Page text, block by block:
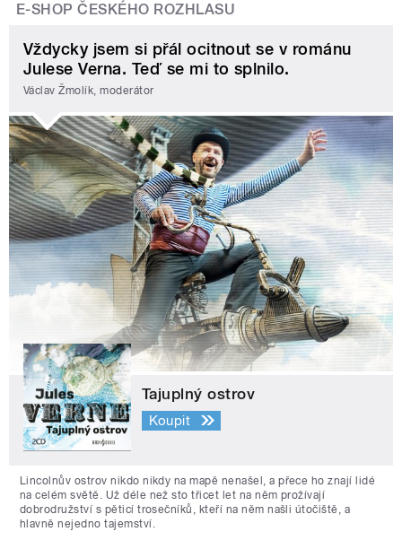
E-SHOP ČESKÉHO ROZHLASU
Vždycky jsem si přál ocitnout se v románu
Julese Verna. Teď se mi to splnilo.
Václav Žmolík, moderátor
Tajuplný ostrov
Koupit
Lincolnův ostrov nikdo nikdy na mapě nenašel, a přece ho znají lidé
na celém světě. Už déle než sto třicet let na něm prožívají
dobrodružství s pěticí trosečníků, kteří na něm našli útočiště, a
hlavně nejedno tajemství.